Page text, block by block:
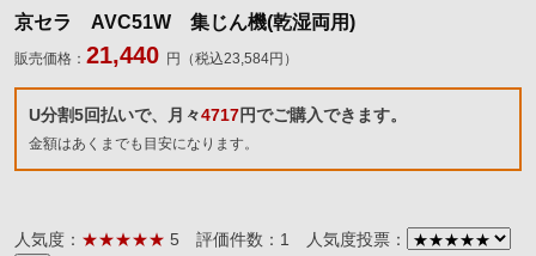
京セラ AVC51W 集じん機(乾湿両用)
販売価格： 21,440 円（税込23,584円）
U分割5回払いで、月々4717円でご購入できます。
金額はあくまでも目安になります。
人気度： ★★★★★ 5 評価件数：1 人気度投票：